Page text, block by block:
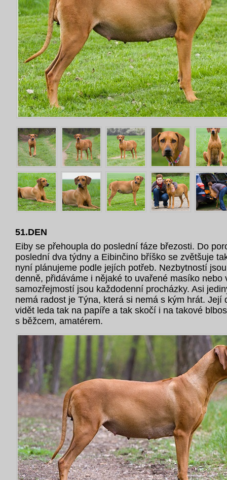
51.DEN
Eiby se přehoupla do poslední fáze březosti. Do
poslední dva týdny a Eibinčino bříško se zvětšuje
nyní plánujeme podle jejích potřeb. Nezbytností
denně, přidáváme i nějaké to uvařené masíko nebo
samozřejmostí jsou každodenní procházky. Asi
nemá radost je Týna, která si nemá s kým hrát. Její
vidět leda tak na papíře a tak skočí i na takové
s běžcem, amatérem.